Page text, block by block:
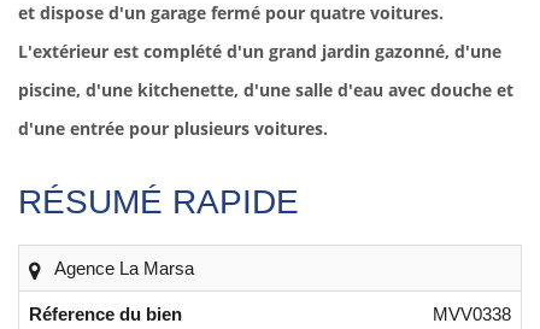
et dispose d'un garage fermé pour quatre voitures.
L'extérieur est complété d'un grand jardin gazonné, d'une
piscine, d'une kitchenette, d'une salle d'eau avec douche et
d'une entrée pour plusieurs voitures.
RÉSUMÉ RAPIDE
Agence La Marsa
Réference du bien MVV0338